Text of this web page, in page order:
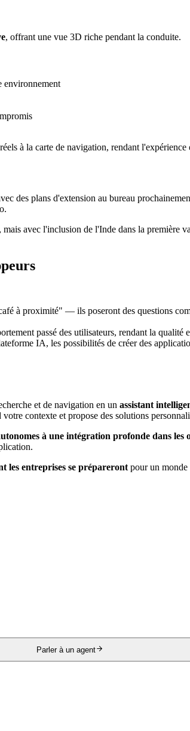
, offrant une vue 3D riche pendant la conduite.
environnement
à la carte de navigation, rendant
des plans d'extension au bureau
avec l'inclusion de l'Inde dans la première
à proximité" — ils poseront des questions
passé des utilisateurs, rendant la qualité
IA, les possibilités de créer des
et de navigation en un assistant
contexte et propose des solutions
à une intégration profonde dans
les entreprises se prépareront pour un monde
Parler à un agent